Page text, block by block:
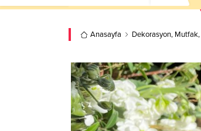
Anasayfa Dekorasyon, Mutfak,